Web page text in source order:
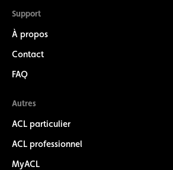
Support
À propos
Contact
FAQ
Autres
ACL particulier
ACL professionnel
MyACL